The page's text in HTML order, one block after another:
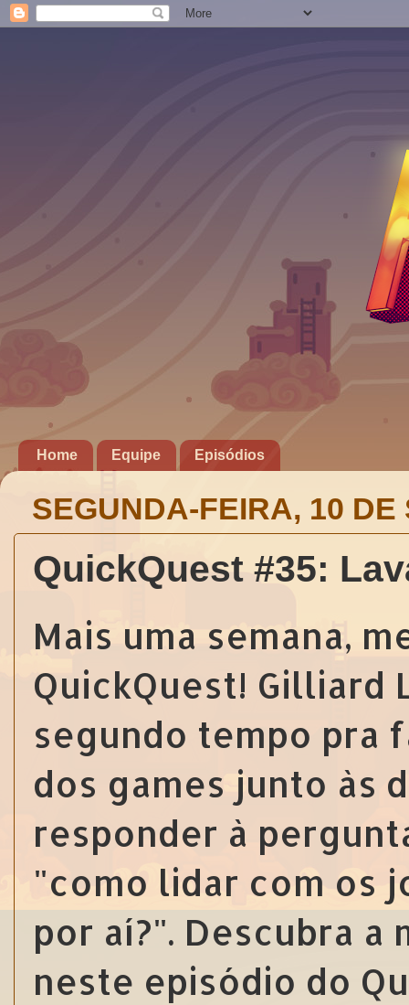
Home Equipe Episódios
SEGUNDA-FEIRA, 10
QuickQuest #35:
Mais uma semana,
QuickQuest! Gilliard
segundo tempo pra
dos games junto às
responder à
"como lidar com os
por aí?". Descubra
neste episódio do